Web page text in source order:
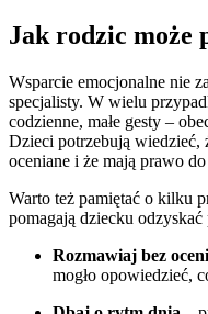
Jak rodzic może
Wsparcie emocjonalne nie
specjalisty. W wielu
codzienne, małe gesty –
Dzieci potrzebują wiedzieć,
oceniane i że mają prawo
Warto też pamiętać o kilku
pomagają dziecku
Rozmawiaj bez
mogło opowiedzieć,